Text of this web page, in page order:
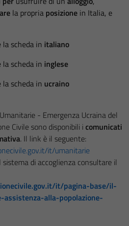
la propria posizione in Italia, e
scheda in italiano
scheda in inglese
scheda in ucraino
- Emergenza Ucraina del
Civile sono disponibili i comunicati
. Il link è il seguente:
it/umanitarie
di accoglienza consultare il
it/pagina-base/il-
alla-popolazione-